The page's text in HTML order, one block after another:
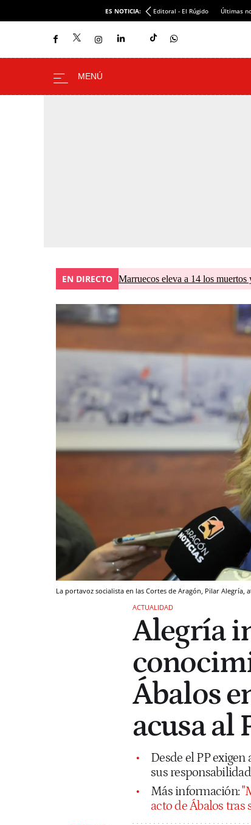
ES NOTICIA: Editoral - El Rúgido Últimas
EN DIRECTO Marruecos eleva a 14 los
La portavoz socialista en las Cortes de Aragón, Pilar Alegría,
ACTUALIDAD
Alegría
Ábalos
acusa al
Desde el PP
sus
Más información:
acto de Ábalos